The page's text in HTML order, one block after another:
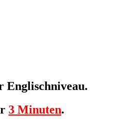
Englischniveau.
3 Minuten.